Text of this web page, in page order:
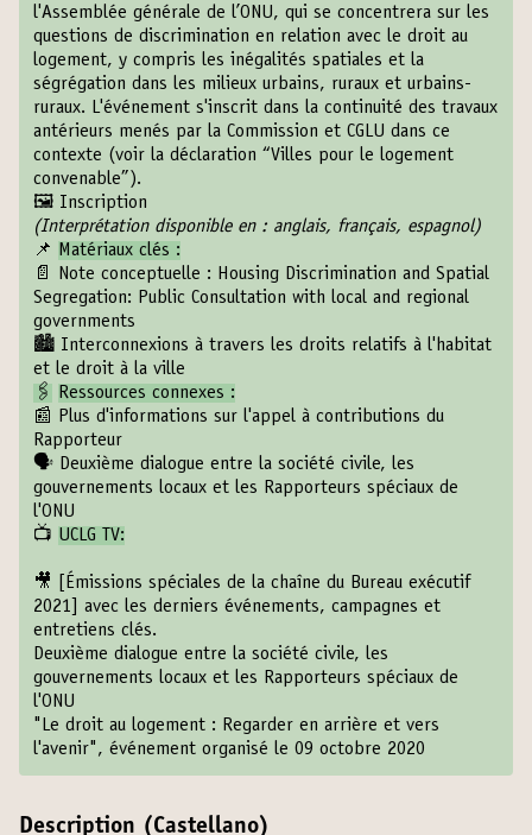
l'Assemblée générale de l’ONU, qui se concentrera sur les
questions de discrimination en relation avec le droit au
logement, y compris les inégalités spatiales et la
ségrégation dans les milieux urbains, ruraux et urbains-
ruraux. L'événement s'inscrit dans la continuité des travaux
antérieurs menés par la Commission et CGLU dans ce
contexte (voir la déclaration “Villes pour le logement
convenable”).
🖼️ Inscription
(Interprétation disponible en : anglais, français, espagnol)
📌
Matériaux clés :
📄 Note conceptuelle : Housing Discrimination and Spatial
Segregation: Public Consultation with local and regional
governments
🏙 Interconnexions à travers les droits relatifs à l'habitat
et le droit à la ville
🖇
Ressources connexes :
📰
Plus d'informations sur l'appel à contributions du
Rapporteur
🗣 Deuxième dialogue entre la société civile, les
gouvernements locaux et les Rapporteurs spéciaux de
l'ONU
📺 UCLG TV:
🎥
[Émissions spéciales de la chaîne du Bureau exécutif
2021] avec les derniers événements, campagnes et
entretiens clés.
Deuxième dialogue entre la société civile, les
gouvernements locaux et les Rapporteurs spéciaux de
l'ONU
"Le droit au logement : Regarder en arrière et vers
l'avenir", événement organisé le 09 octobre 2020
Description (Castellano)